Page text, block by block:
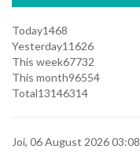
Today1468
Yesterday11626
This week67732
This month96554
Total13146314
Joi, 06 August 2026 03:08